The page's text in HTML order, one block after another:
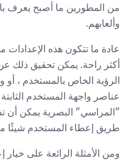
من المطورين ما أصبح يعرف
وألعابهم.
عادة ما تتكون هذه الإعدادات
أكثر راحة. يمكن تحقيق ذلك
الرؤية الخاص بالمستخدم ،
عناصر واجهة المستخدم
"المراسي" البصرية يمكن أن
طريق إعطاء المستخدم شيئًا
ومن الأمثلة الرائعة على خيار